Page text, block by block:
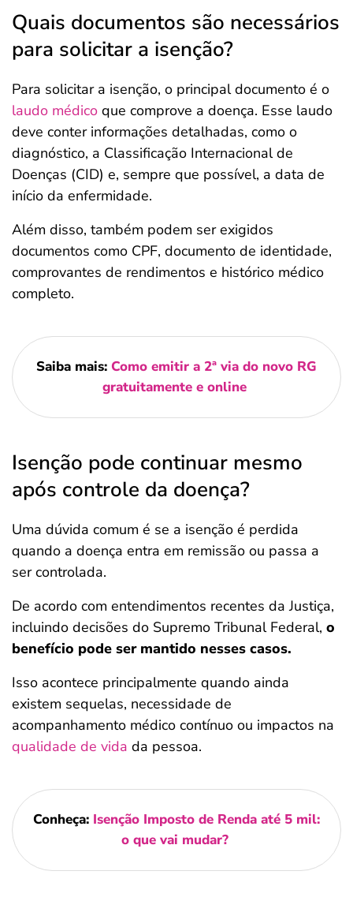
Quais documentos são necessários
para solicitar a isenção?
Para solicitar a isenção, o principal documento é o
laudo médico que comprove a doença. Esse laudo
deve conter informações detalhadas, como o
diagnóstico, a Classificação Internacional de
Doenças (CID) e, sempre que possível, a data de
início da enfermidade.
Além disso, também podem ser exigidos
documentos como CPF, documento de identidade,
comprovantes de rendimentos e histórico médico
completo.
Saiba mais: Como emitir a 2ª via do novo RG
gratuitamente e online
Isenção pode continuar mesmo
após controle da doença?
Uma dúvida comum é se a isenção é perdida
quando a doença entra em remissão ou passa a
ser controlada.
De acordo com entendimentos recentes da Justiça,
incluindo decisões do Supremo Tribunal Federal, o
benefício pode ser mantido nesses casos.
Isso acontece principalmente quando ainda
existem sequelas, necessidade de
acompanhamento médico contínuo ou impactos na
qualidade de vida da pessoa.
Conheça: Isenção Imposto de Renda até 5 mil:
o que vai mudar?